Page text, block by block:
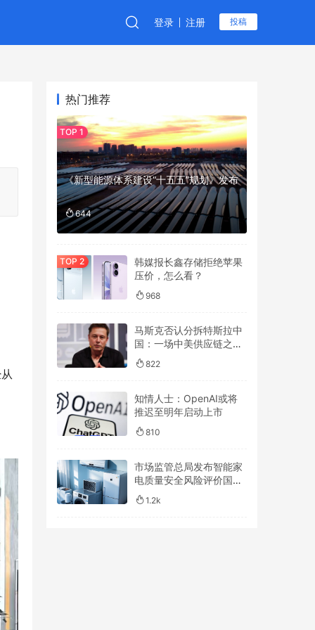
登录 注册 投稿
热门推荐
《新型能源体系建设“十五五”规划》发布
644
韩媒报长鑫存储拒绝苹果
压价，怎么看？
968
马斯克否认分拆特斯拉中
国：一场中美供应链之间
的走钢丝
822
知情人士：OpenAI或将
推迟至明年启动上市
810
市场监管总局发布智能家
电质量安全风险评价国家
标准
1.2k